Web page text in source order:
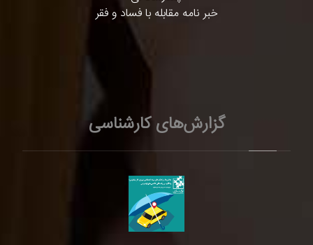
خبر نامه مقابله با فساد و فقر
گزارش‌های کارشناسی